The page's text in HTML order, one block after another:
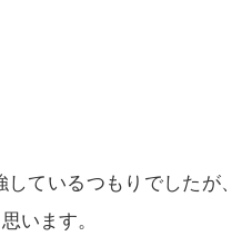
ているつもりでしたが
います。